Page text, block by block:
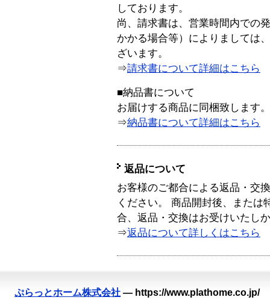
しております。
尚、請求書は、営業時間内での
かかる場合等）によりましては
ざいます。
⇒請求書について詳細はこちら
■納品書について
お届けする商品に同梱致します。
⇒納品書について詳細はこちら
返品について
お客様のご都合による返品・交
ください。 商品開封後、または
合、返品・交換はお受けいたし
⇒返品について詳しくはこちら
ぷらっとホーム株式会社 — https://www.plathome.co.jp/